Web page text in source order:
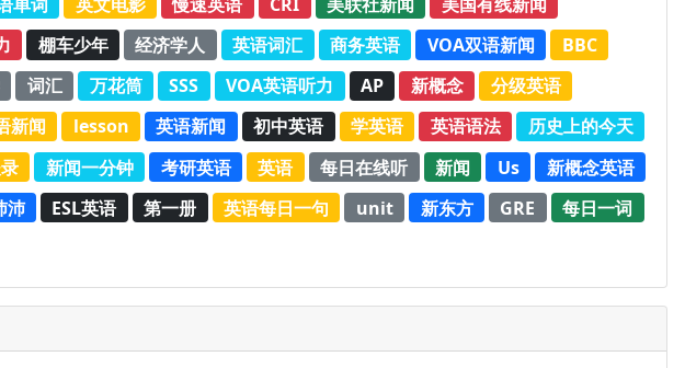
棚车少年 经济学人 英语词汇 商务英语 VOA双语新闻
BBC
词汇 万花筒 SSS VOA英语听力 AP 新概念
分级英语
新闻 lesson 英语新闻 初中英语 学英语 英语语法
历史上的今天
新闻一分钟 考研英语 英语 每日在线听 新闻 Us
新概念英语
沛 ESL英语 第一册 英语每日一句 unit 新东方 GRE
每日一词